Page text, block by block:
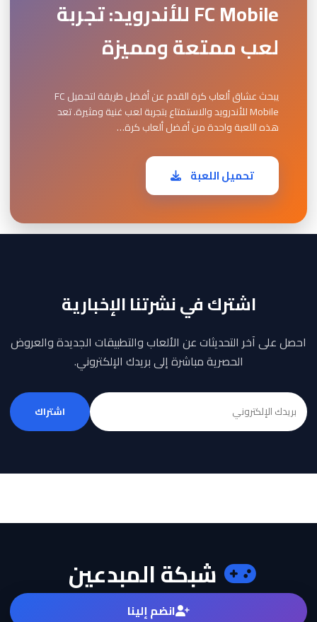
FC Mobile للأندرويد: تجربة
لعب ممتعة ومميزة
يبحث عشاق ألعاب كرة القدم عن أفضل طريقة لتحميل FC
Mobile للأندرويد والاستمتاع بتجربة لعب غنية ومثيرة. تعد
هذه اللعبة واحدة من أفضل ألعاب كرة…
تحميل اللعبة
اشترك في نشرتنا الإخبارية
احصل على آخر التحديثات عن الألعاب والتطبيقات الجديدة والعروض
الحصرية مباشرة إلى بريدك الإلكتروني.
اشتراك
شبكة المبدعين
انضم إلينا